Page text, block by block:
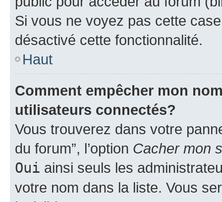
Si vous ne voyez pas cette
désactivé cette fonctionnalité.
Haut
Comment empêcher mon
utilisateurs connectés?
Vous trouverez dans votre
du forum”, l’option Cacher mon
Oui ainsi seuls les
votre nom dans la liste. Vous